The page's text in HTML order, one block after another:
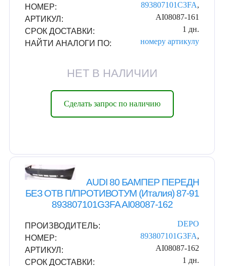
НОМЕР:
893807101C3FA,
АРТИКУЛ:
AI08087-161
СРОК ДОСТАВКИ:
1 дн.
НАЙТИ АНАЛОГИ ПО:
номеру артикулу
НЕТ В НАЛИЧИИ
Сделать запрос по наличию
AUDI 80 БАМПЕР ПЕРЕДН
БЕЗ ОТВ П/ПРОТИВОТУМ (Италия) 87-91
893807101G3FA AI08087-162
ПРОИЗВОДИТЕЛЬ:
DEPO
НОМЕР:
893807101G3FA,
АРТИКУЛ:
AI08087-162
СРОК ДОСТАВКИ:
1 дн.